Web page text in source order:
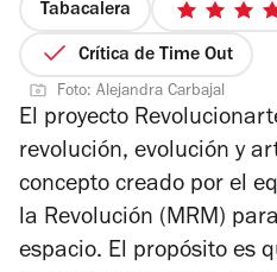
Tabacalera
4
Crítica de Time Out
Foto: Alejandra Carbajal
El proyecto
revolución, evolución y
concepto creado por el
la Revolución (MRM)
espacio. El propósito es